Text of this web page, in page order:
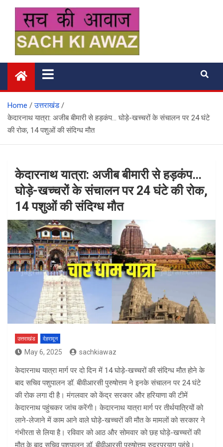
content
सच की आवाज
Home
उत्तराखंड
केदारनाथ यात्रा: अजीब बीमारी से हड़कंप… घोड़े-खच्चरों के संचालन पर 24 घंटे
की रोक, 14 पशुओं की संदिग्ध मौत
केदारनाथ यात्रा: अजीब बीमारी से हड़कंप…
घोड़े-खच्चरों के संचालन पर 24 घंटे की रोक,
14 पशुओं की संदिग्ध मौत
उत्तराखंड देहरादून
May 6, 2025 sachkiawaz
केदारनाथ यात्रा मार्ग पर दो दिन में 14 घोड़े-खच्चरों की संदिग्ध मौत होने के
बाद सचिव पशुपालन डॉ. बीवीआरसी पुरुषोत्तम ने इनके संचालन पर 24 घंटे
की रोक लगा दी है। मंगलवार को केंद्र सरकार और हरियाणा की टीमें
केदारनाथ पहुंचकर जांच करेंगी। केदारनाथ यात्रा मार्ग पर तीर्थयात्रियों को
लाने-लेजाने में काम आने वाले घोड़े-खच्चरों की मौत के मामलों को सरकार ने
गंभीरता से लिया है। रविवार को आठ और सोमवार को छह घोड़े-खच्चरों की
मौत के बाद सचिव पशुपालन डॉ. बीवीआरसी पुरुषोत्तम रुद्रप्रयाग पहुंचे।